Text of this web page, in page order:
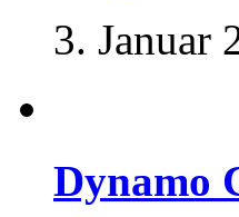
3. Januar
Dynamo